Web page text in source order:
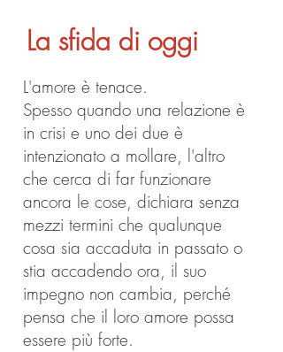
La sfida di oggi
L'amore è tenace.
Spesso quando una relazione è
in crisi e uno dei due è
intenzionato a mollare, l'altro
che cerca di far funzionare
ancora le cose, dichiara senza
mezzi termini che qualunque
cosa sia accaduta in passato o
stia accadendo ora, il suo
impegno non cambia, perché
pensa che il loro amore possa
essere più forte.